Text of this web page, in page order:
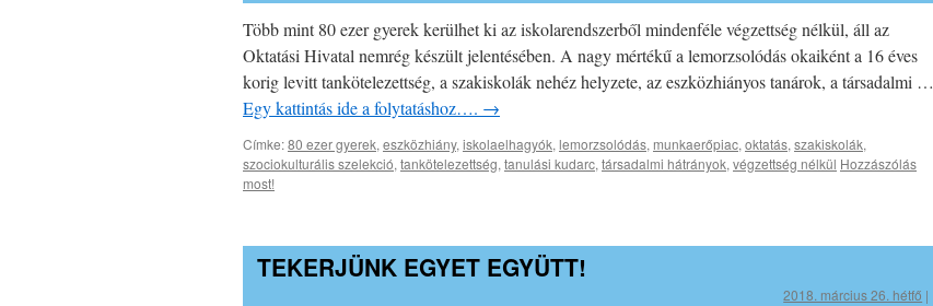
Több mint 80 ezer gyerek kerülhet ki az iskolarendszerből mindenféle végzettség nélkül, áll az
Oktatási Hivatal nemrég készült jelentésében. A nagy mértékű a lemorzsolódás okaiként a 16 éves
korig levitt tankötelezettség, a szakiskolák nehéz helyzete, az eszközhiányos tanárok, a társadalmi …
Egy kattintás ide a folytatáshoz…. →
Címke:80 ezer gyerek, eszközhiány, iskolaelhagyók, lemorzsolódás, munkaerőpiac, oktatás, szakiskolák,
szociokulturális szelekció, tankötelezettség, tanulási kudarc, társadalmi hátrányok, végzettség nélkül Hozzászólás
most!
TEKERJÜNK EGYET EGYÜTT!
2018. március 26. hétfő |